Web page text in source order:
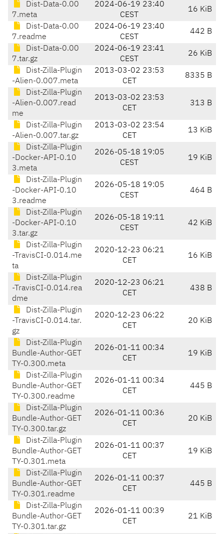
Dist-Data-0.00
7.meta
2024-06-19 23:40
CEST
16 KiB
Dist-Data-0.00
7.readme
2024-06-19 23:40
CEST
442 B
Dist-Data-0.00
7.tar.gz
2024-06-19 23:41
CEST
26 KiB
Dist-Zilla-Plugin
-Alien-0.007.meta
2013-03-02 23:53
CET
8335 B
Dist-Zilla-Plugin
-Alien-0.007.read
me
2013-03-02 23:53
CET
313 B
Dist-Zilla-Plugin
-Alien-0.007.tar.gz
2013-03-02 23:54
CET
13 KiB
Dist-Zilla-Plugin
-Docker-API-0.10
3.meta
2026-05-18 19:05
CEST
19 KiB
Dist-Zilla-Plugin
-Docker-API-0.10
3.readme
2026-05-18 19:05
CEST
464 B
Dist-Zilla-Plugin
-Docker-API-0.10
3.tar.gz
2026-05-18 19:11
CEST
42 KiB
Dist-Zilla-Plugin
-TravisCI-0.014.me
ta
2020-12-23 06:21
CET
16 KiB
Dist-Zilla-Plugin
-TravisCI-0.014.rea
dme
2020-12-23 06:21
CET
438 B
Dist-Zilla-Plugin
-TravisCI-0.014.tar.
gz
2020-12-23 06:22
CET
20 KiB
Dist-Zilla-Plugin
Bundle-Author-GET
TY-0.300.meta
2026-01-11 00:34
CET
19 KiB
Dist-Zilla-Plugin
Bundle-Author-GET
TY-0.300.readme
2026-01-11 00:34
CET
445 B
Dist-Zilla-Plugin
Bundle-Author-GET
TY-0.300.tar.gz
2026-01-11 00:36
CET
20 KiB
Dist-Zilla-Plugin
Bundle-Author-GET
TY-0.301.meta
2026-01-11 00:37
CET
19 KiB
Dist-Zilla-Plugin
Bundle-Author-GET
TY-0.301.readme
2026-01-11 00:37
CET
445 B
Dist-Zilla-Plugin
Bundle-Author-GET
TY-0.301.tar.gz
2026-01-11 00:39
CET
21 KiB